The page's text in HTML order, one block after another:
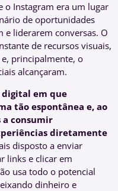
o Instagram era um lugar
de oportunidades
e liderarem conversas. O
de recursos visuais,
principalmente, o
alcançaram.
em que
tão espontânea e, ao
a consumir
diretamente
disposto a enviar
links e clicar em
usa todo o potencial
dinheiro e